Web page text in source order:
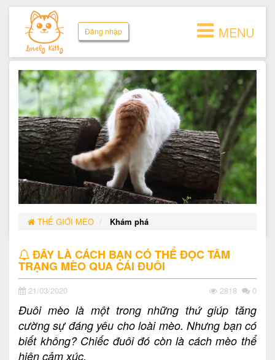
Đăng nhập
THẾ GIỚI MÈO Khám phá
ĐÂY LÀ CÁCH BẠN CÓ THỂ ĐỌC TÂM
TRẠNG MÈO QUA CÁI ĐUÔI
21/03/2020 2818 0
Đuôi mèo là một trong những thứ giúp tăng
cường sự đáng yêu cho loài mèo. Nhưng bạn có
biết không? Chiếc đuôi đó còn là cách mèo thể
hiện cảm xúc.
MENU